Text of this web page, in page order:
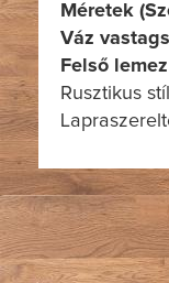
Méretek
Váz
Felső
Rusztikus